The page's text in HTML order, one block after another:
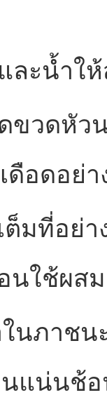
ละน้ำใ
ขวดหัว
ดือดอย่า
ต็มที่อย่า
นใช้ผสม
นภาชน
แน่นช้อ